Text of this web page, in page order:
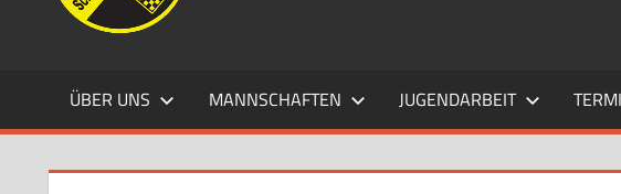
ÜBER UNS MANNSCHAFTEN JUGENDARBEIT